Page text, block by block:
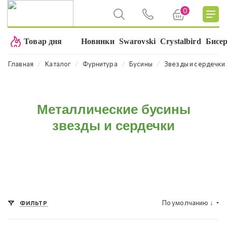
0
Товар дня Новинки Swarovski Crystalbird
Главная ⁄ Каталог ⁄ Фурнитура ⁄ Бусины ⁄ Звезды и сердечки
Металлические бусины
звезды и сердечки
ФИЛЬТР По умолчанию ↓